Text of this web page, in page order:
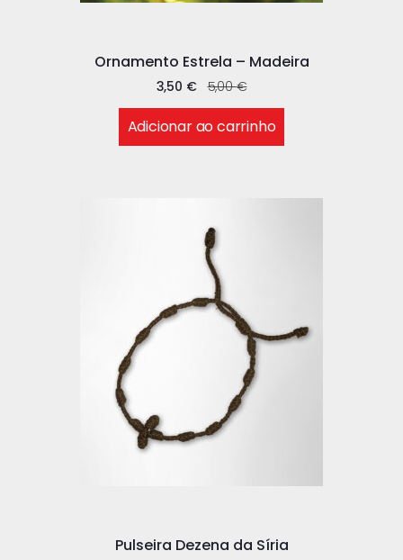
Ornamento Estrela – Madeira
5,00€
3,50 €
Adicionar ao carrinho
Pulseira Dezena da Síria